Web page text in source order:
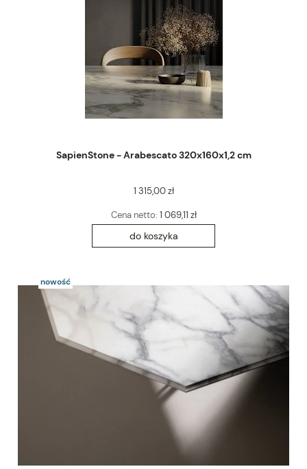
SapienStone - Arabescato 320x160x1,2 cm
1 315,00 zł
Cena netto: 1 069,11 zł
do koszyka
nowość